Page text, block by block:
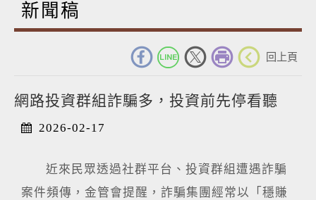
新聞稿
回上頁
網路投資群組詐騙多，投資前先停看聽
2026-02-17
近來民眾透過社群平台、投資群組遭遇詐騙
案件頻傳，金管會提醒，詐騙集團經常以「穩賺